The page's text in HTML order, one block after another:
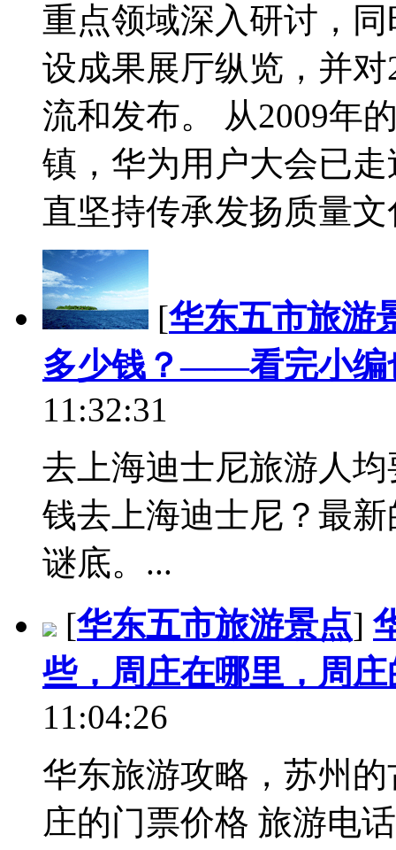
重点领域深入研讨，同
设成果展厅纵览，并
流和发布。 从2009年
镇，华为用户大会已
直坚持传承发扬质量文
[华东五市旅游
多少钱？——看完小编
11:32:31
去上海迪士尼旅游人
钱去上海迪士尼？最
谜底。...
[华东五市旅游景点]
些，周庄在哪里，周
11:04:26
华东旅游攻略，苏州
庄的门票价格 旅游电